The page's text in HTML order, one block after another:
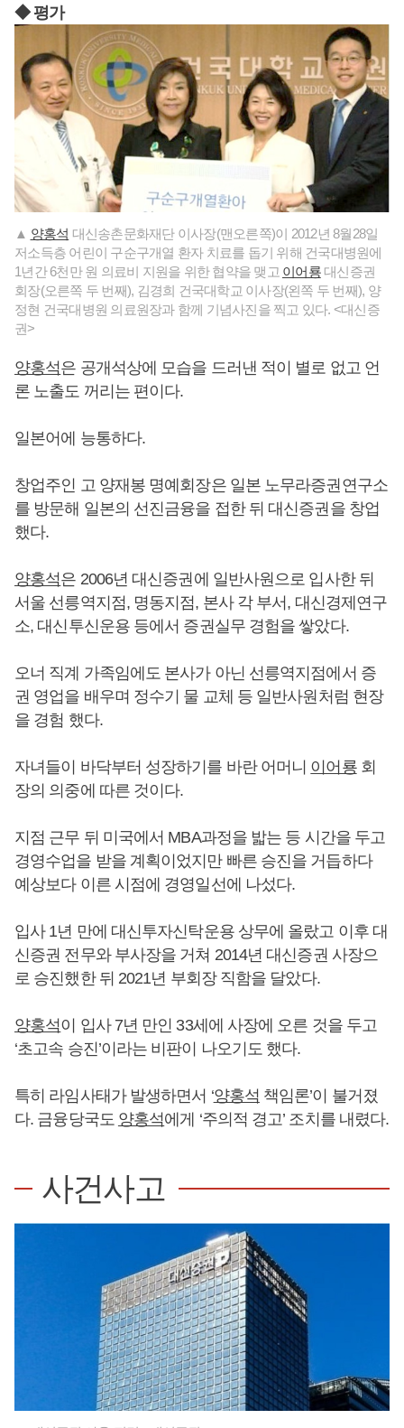
◆ 평가
▲ 양홍석 대신송촌문화재단 이사장(맨오른쪽)이 2012년 8월28일
저소득층 어린이 구순구개열 환자 치료를 돕기 위해 건국대병원에
1년간 6천만 원 의료비 지원을 위한 협약을 맺고 이어룡대신증권
회장(오른쪽 두 번째), 김경희 건국대학교 이사장(왼쪽 두 번째), 양
정현 건국대병원 의료원장과 함께 기념사진을 찍고 있다. <대신증
권>
양홍석은 공개석상에 모습을 드러낸 적이 별로 없고 언
론 노출도 꺼리는 편이다.
일본어에 능통하다.
창업주인 고 양재봉 명예회장은 일본 노무라증권연구소
를 방문해 일본의 선진금융을 접한 뒤 대신증권을 창업
했다.
양홍석은 2006년 대신증권에 일반사원으로 입사한 뒤
서울 선릉역지점, 명동지점, 본사 각 부서, 대신경제연구
소, 대신투신운용 등에서 증권실무 경험을 쌓았다.
오너 직계 가족임에도 본사가 아닌 선릉역지점에서 증
권 영업을 배우며 정수기 물 교체 등 일반사원처럼 현장
을 경험 했다.
자녀들이 바닥부터 성장하기를 바란 어머니 이어룡회
장의 의중에 따른 것이다.
지점 근무 뒤 미국에서 MBA과정을 밟는 등 시간을 두고
경영수업을 받을 계획이었지만 빠른 승진을 거듭하다
예상보다 이른 시점에 경영일선에 나섰다.
입사 1년 만에 대신투자신탁운용 상무에 올랐고 이후 대
신증권 전무와 부사장을 거쳐 2014년 대신증권 사장으
로 승진했한 뒤 2021년 부회장 직함을 달았다.
양홍석이 입사 7년 만인 33세에 사장에 오른 것을 두고
‘초고속 승진’이라는 비판이 나오기도 했다.
특히 라임사태가 발생하면서 ‘양홍석 책임론’이 불거졌
다. 금융당국도 양홍석에게 ‘주의적 경고’ 조치를 내렸다.
사건사고